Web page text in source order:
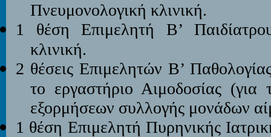
Πνευμονολογική κλινική.
1 θέση Επιμελητή Β’
κλινική.
2 θέσεις Επιμελητών Β’
το εργαστήριο Αιμοδοσίας (για
εξορμήσεων συλλογής μονάδων
1 θέση Επιμελητή Πυρηνικής